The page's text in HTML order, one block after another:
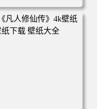
4k壁纸 3840x2160 电